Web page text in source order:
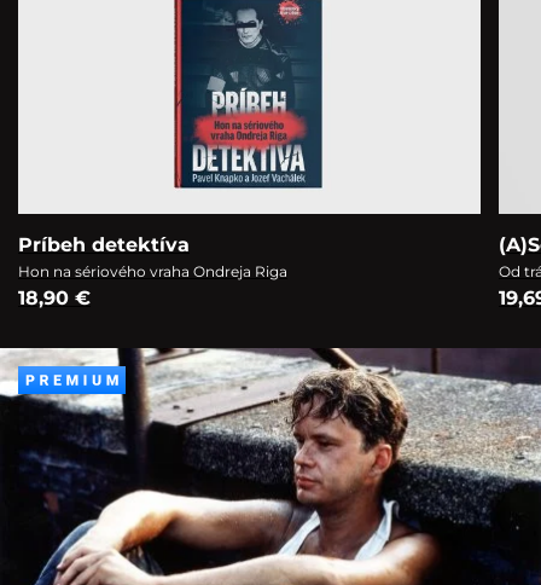
Príbeh detektíva
Hon na sériového vraha Ondreja Riga
18,90 €
Od